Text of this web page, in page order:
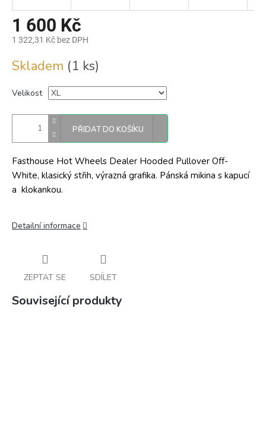
1 600 Kč
1 322,31 Kč bez DPH
cena:
Skladem (1 ks)
Velikost
PŘIDAT DO KOŠÍKU
Fasthouse Hot Wheels Dealer Hooded Pullover Off-
White, klasický střih, výrazná grafika. Pánská mikina s kapucí
a klokankou.
Detailní informace
ZEPTAT SE SDÍLET
Související produkty